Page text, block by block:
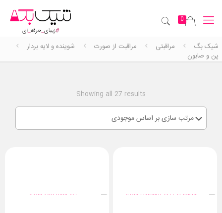
0
شیک بگ مراقبتی مراقبت از صورت
شوینده و لایه بردار
پن و صابون
Showing all 27 results